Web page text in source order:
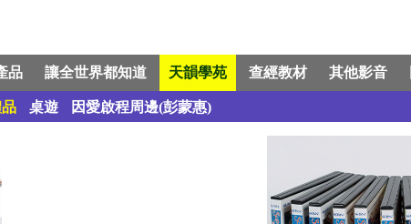
品 讓全世界都知道 天韻學苑 查經教材 其他影音
桌遊 因愛啟程周邊(彭蒙惠)